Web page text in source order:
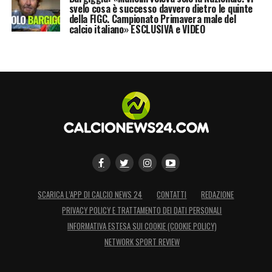
svelo cosa è successo davvero dietro le quinte
della FIGC. Campionato Primavera male del
calcio italiano» ESCLUSIVA e VIDEO
SCARICA L’APP DI CALCIO NEWS 24 CONTATTI
REDAZIONE
PRIVACY POLICY E TRATTAMENTO DEI DATI PERSONALI
INFORMATIVA ESTESA SUI COOKIE (COOKIE POLICY)
NETWORK SPORT REVIEW